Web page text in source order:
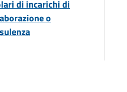
di incarichi di
o